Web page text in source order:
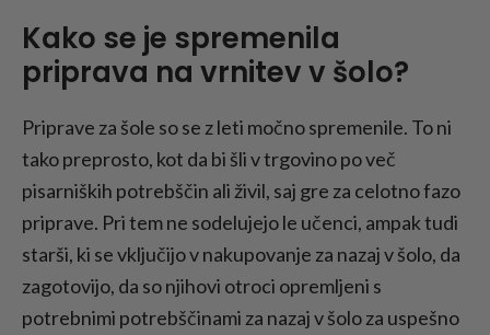
Kako se je spremenila
priprava na vrnitev v šolo?
Priprave za šole so se z leti močno spremenile. To ni
tako preprosto, kot da bi šli v trgovino po več
pisarniških potrebščin ali živil, saj gre za celotno fazo
priprave. Pri tem ne sodelujejo le učenci, ampak tudi
starši, ki se vključijo v nakupovanje za nazaj v šolo, da
zagotovijo, da so njihovi otroci opremljeni s
potrebnimi potrebščinami za nazaj v šolo za uspešno